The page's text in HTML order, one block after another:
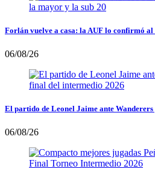
Forlán vuelve a casa: la AUF lo confirmó
06/08/26
El partido de Leonel Jaime ante
06/08/26